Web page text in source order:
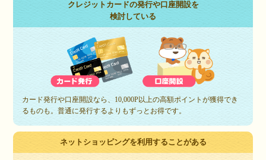
クレジットカードの発行や口座開設を
検討している
カード発行や口座開設なら、10,000P以上の高額ポイントが獲得でき
るものも。普通に発行するよりもずっとお得です。
ネットショッピングを利用することがある